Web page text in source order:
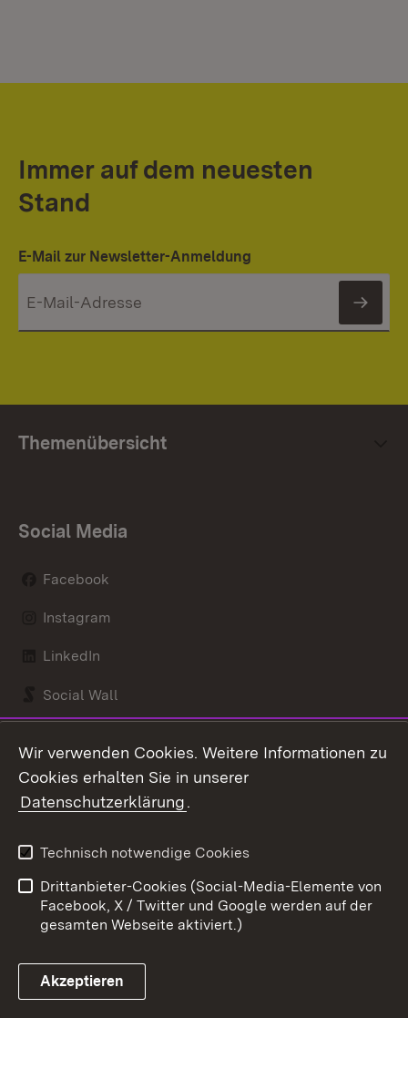
Immer auf dem neuesten
Stand
E-Mail zur Newsletter-Anmeldung
Themenübersicht
Social Media
Facebook
Instagram
LinkedIn
Social Wall
Link zum Landesportal
Kontakt
Barrierefreiheit
Impressum
Cookies
Wir verwenden Cookies. Weitere Informationen zu
Cookies erhalten Sie in unserer
Datenschutzerklärung.
Technisch notwendige Cookies
Drittanbieter-Cookies (Social-Media-Elemente von
Facebook, X / Twitter und Google werden auf der
gesamten Webseite aktiviert.)
Akzeptieren